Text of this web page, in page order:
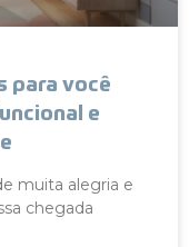
para você
e
muita alegria e
chegada